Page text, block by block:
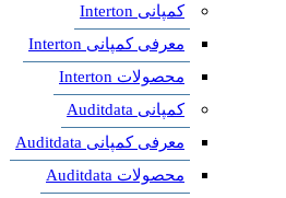
کمپانی Interton
معرفی کمپانی Interton
محصولات Interton
کمپانی Auditdata
معرفی کمپانی Auditdata
محصولات Auditdata